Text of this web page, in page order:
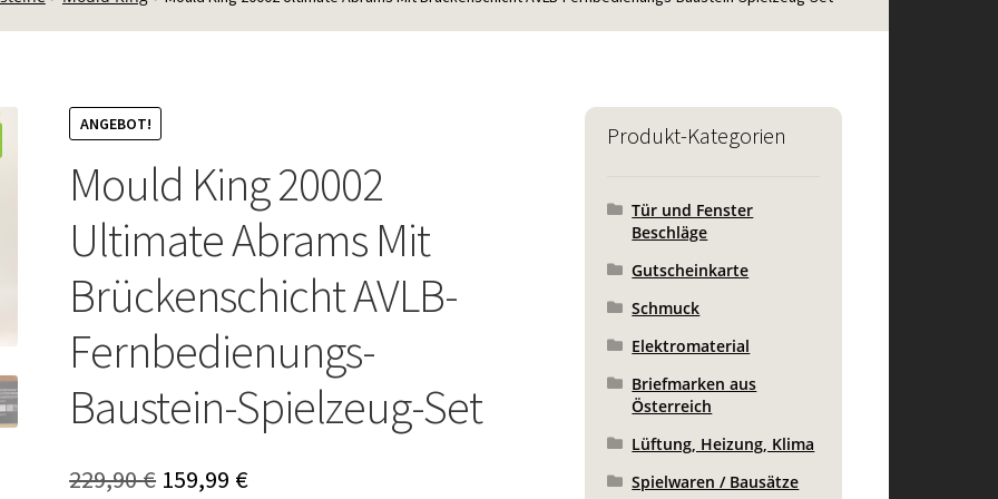
ANGEBOT!
Mould King 20002
Ultimate Abrams Mit
Brückenschicht AVLB-
Fernbedienungs-
Baustein-Spielzeug-Set
229,90€ Ursprünglicher
159,99 €Aktueller
Produkt-Kategorien
Tür und Fenster
Beschläge
Gutscheinkarte
Schmuck
Elektromaterial
Briefmarken aus
Österreich
Lüftung, Heizung, Klima
Spielwaren / Bausätze